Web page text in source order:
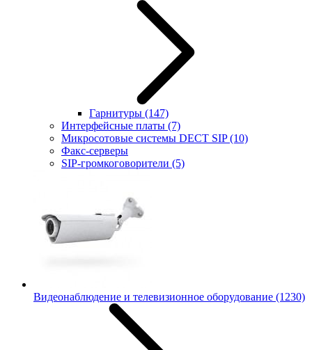
Гарнитуры (147)
Интерфейсные платы (7)
Микросотовые системы DECT SIP(10)
Факс-серверы
SIP-громкоговорители (5)
Видеонаблюдение и телевизионное оборудование (1230)